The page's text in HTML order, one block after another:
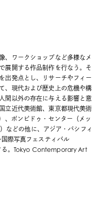
、ワークショップなど多様なメ
展開する作品制作を行なう。そ
出発点とし、リサーチやフィー
、現代および歴史上の危機や構
間以外の存在に与える影響と意
立近代美術館、東京都現代美術
ポンピドゥ・センター（メッ
などの他に、アジア・パシフィ
際写真フェスティバル
る。Tokyo Contemporary Art